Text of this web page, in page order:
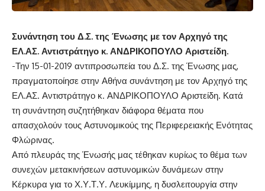
Συνάντηση του Δ.Σ. της Ένωσης με τον Αρχηγό της
ΕΛ.ΑΣ. Αντιστράτηγο κ. ΑΝΔΡΙΚΟΠΟΥΛΟ Αριστείδη.
-Την 15-01-2019 αντιπροσωπεία του Δ.Σ. της Ένωσης μας,
πραγματοποίησε στην Αθήνα συνάντηση με τον Αρχηγό της
ΕΛ.ΑΣ. Αντιστράτηγο κ. ΑΝΔΡΙΚΟΠΟΥΛΟ Αριστείδη. Κατά
τη συνάντηση συζητήθηκαν διάφορα θέματα που
απασχολούν τους Αστυνομικούς της Περιφερειακής Ενότητας
Φλώρινας.
Από πλευράς της Ένωσής μας τέθηκαν κυρίως το θέμα των
συνεχών μετακινήσεων αστυνομικών δυνάμεων στην
Κέρκυρα για το Χ.Υ.Τ.Υ. Λευκίμμης, η δυσλειτουργία στην